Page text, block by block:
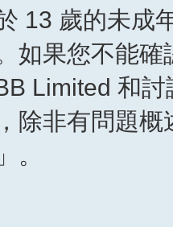
13 歲的未成
如果您不能
Limited 和
除非有問題
。